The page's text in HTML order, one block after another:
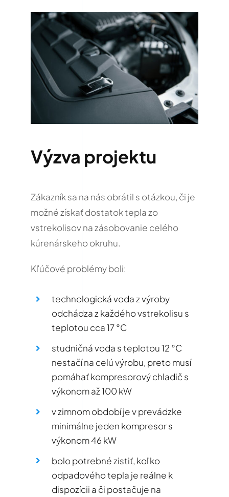
Výzva projektu
Zákazník sa na nás obrátil s otázkou, či je
možné získať dostatok tepla zo
vstrekolisov na zásobovanie celého
kúrenárskeho okruhu.
Kľúčové problémy boli:
technologická voda z výroby
odchádza z každého vstrekolisu s
teplotou cca 17 °C
studničná voda s teplotou 12 °C
nestačí na celú výrobu, preto musí
pomáhať kompresorový chladič s
výkonom až 100 kW
v zimnom období je v prevádzke
minimálne jeden kompresor s
výkonom 46 kW
bolo potrebné zistiť, koľko
odpadového tepla je reálne k
dispozícii a či postačuje na